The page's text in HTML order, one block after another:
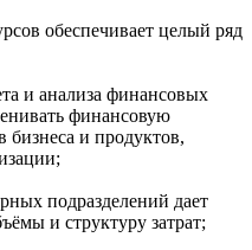
обеспечивает целый ряд
и анализа финансовых
финансовую
бизнеса и продуктов,
подразделений дает
и структуру затрат;